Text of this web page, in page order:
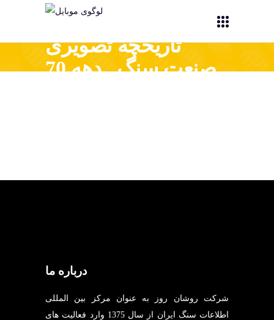
تاریخچه تصویری
صنعت سنگ_ دهه 70
درباره ما
شرکت روشان روز به عنوان مرکز بین المللی
اطلاعات سنگ ایران از سال 1375 وارد فعالیت های